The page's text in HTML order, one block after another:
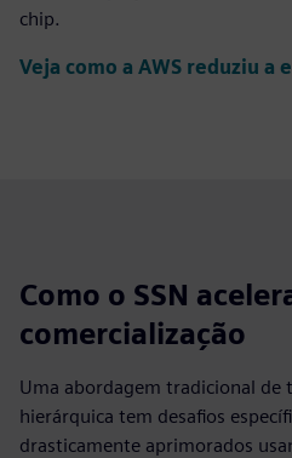
chip.
Veja como a AWS reduziu a
Como o SSN
comercialização
Uma abordagem tradicional de
hierárquica tem desafios
drasticamente aprimorados